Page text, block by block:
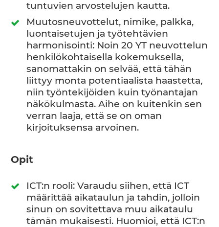
tuntuvien arvostelujen kautta.
Muutosneuvottelut, nimike, palkka,
luontaisetujen ja työtehtävien
harmonisointi: Noin 20 YT neuvottelun
henkilökohtaisella kokemuksella,
sanomattakin on selvää, että tähän
liittyy monta potentiaalista haastetta,
niin työntekijöiden kuin työnantajan
näkökulmasta. Aihe on kuitenkin sen
verran laaja, että se on oman
kirjoituksensa arvoinen.
Opit
ICT:n rooli: Varaudu siihen, että ICT
määrittää aikataulun ja tahdin, jolloin
sinun on sovitettava muu aikataulu
tämän mukaisesti. Huomioi, että ICT:n